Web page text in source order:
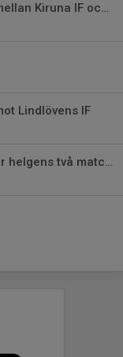
Highlights från dagens match mellan Kiruna IF och Sollentuna HC
Lindlövens IF
Intervju med Nico Surenkin efter helgens två matcher